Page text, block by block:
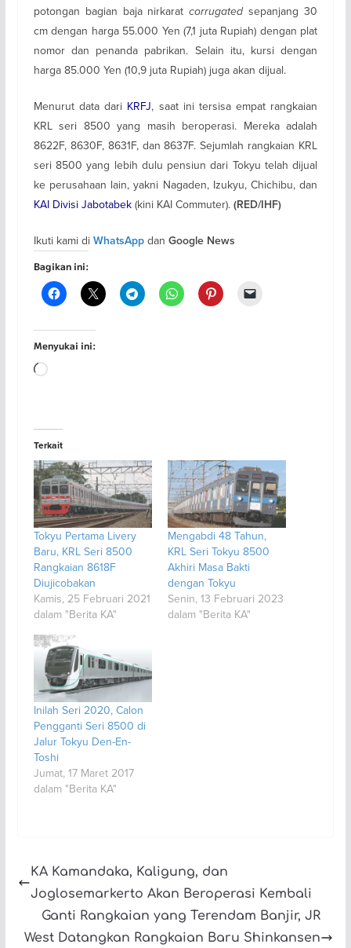
potongan bagian baja nirkaratcorrugatedsepanjang 30
cm dengan harga 55.000 Yen (7,1 juta Rupiah) dengan plat
nomor dan penanda pabrikan. Selain itu, kursi dengan
harga 85.000 Yen (10,9 juta Rupiah) juga akan dijual.
Menurut data dari KRFJ, saat ini tersisa empat rangkaian
KRL seri 8500 yang masih beroperasi. Mereka adalah
8622F, 8630F, 8631F, dan 8637F. Sejumlah rangkaian KRL
seri 8500 yang lebih dulu pensiun dari Tokyu telah dijual
ke perusahaan lain, yakni Nagaden, Izukyu, Chichibu, dan
KAI Divisi Jabotabek(kini KAI Commuter). (RED/IHF)
Ikuti kami di WhatsAppdan Google News
Bagikan ini:
Menyukai ini:
Memuat...
Terkait
Tokyu Pertama Livery
Baru, KRL Seri 8500
Rangkaian 8618F
Diujicobakan
Kamis, 25 Februari 2021
dalam "Berita KA"
Mengabdi 48 Tahun,
KRL Seri Tokyu 8500
Akhiri Masa Bakti
dengan Tokyu
Senin, 13 Februari 2023
dalam "Berita KA"
Inilah Seri 2020, Calon
Pengganti Seri 8500 di
Jalur Tokyu Den-En-
Toshi
Jumat, 17 Maret 2017
dalam "Berita KA"
KA Kamandaka, Kaligung, dan
Joglosemarkerto Akan Beroperasi Kembali
Ganti Rangkaian yang Terendam Banjir, JR
West Datangkan Rangkaian Baru Shinkansen